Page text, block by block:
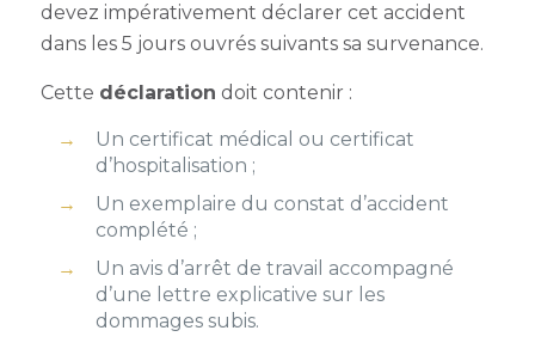
devez impérativement déclarer cet accident
dans les 5 jours ouvrés suivants sa survenance.
Cette déclaration doit contenir :
Un certificat médical ou certificat
d’hospitalisation ;
Un exemplaire du constat d’accident
complété ;
Un avis d’arrêt de travail accompagné
d’une lettre explicative sur les
dommages subis.